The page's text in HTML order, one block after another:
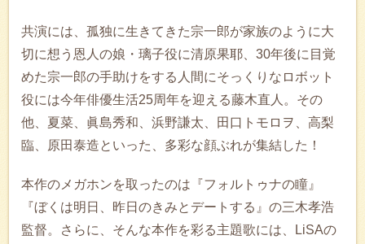
共演には、孤独に生きてきた宗一郎が家族のように大
切に想う恩人の娘・璃子役に清原果耶、30年後に目覚
めた宗一郎の手助けをする人間にそっくりなロボット
役には今年俳優生活25周年を迎える藤木直人。その
他、夏菜、眞島秀和、浜野謙太、田口トモロヲ、高梨
臨、原田泰造といった、多彩な顔ぶれが集結した！
本作のメガホンを取ったのは『フォルトゥナの瞳』
『ぼくは明日、昨日のきみとデートする』の三木孝浩
監督。さらに、そんな本作を彩る主題歌には、LiSAの